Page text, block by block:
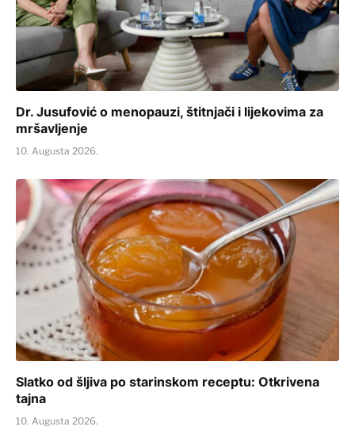
Dr. Jusufović o menopauzi, štitnjači i lijekovima za
mršavljenje
10. Augusta 2026.
Slatko od šljiva po starinskom receptu: Otkrivena
tajna
10. Augusta 2026.